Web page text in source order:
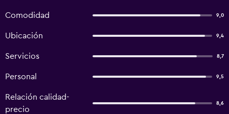
Comodidad 9,0
Ubicación 9,4
Servicios 8,7
Personal 9,5
Relación calidad-
precio
8,6